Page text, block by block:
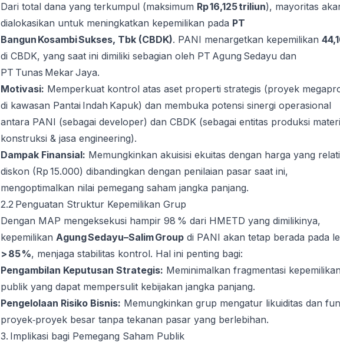
Dari total dana yang terkumpul (maksimum Rp 16,125 triliun), mayoritas
dialokasikan untuk meningkatkan kepemilikan pada PT
Bangun Kosambi Sukses, Tbk (CBDK). PANI menargetkan kepemilikan
di CBDK, yang saat ini dimiliki sebagian oleh PT Agung Sedayu dan
PT Tunas Mekar Jaya.
Motivasi: Memperkuat kontrol atas aset properti strategis (proyek
di kawasan Pantai Indah Kapuk) dan membuka potensi sinergi operasional
antara PANI (sebagai developer) dan CBDK (sebagai entitas produksi
konstruksi & jasa engineering).
Dampak Finansial: Memungkinkan akuisisi ekuitas dengan harga yang
diskon (Rp 15.000) dibandingkan dengan penilaian pasar saat ini,
mengoptimalkan nilai pemegang saham jangka panjang.
2.2 Penguatan Struktur Kepemilikan Grup
Dengan MAP mengeksekusi hampir 98 % dari HMETD yang dimilikinya,
kepemilikan Agung Sedayu–Salim Group di PANI akan tetap berada pada
> 85 %, menjaga stabilitas kontrol. Hal ini penting bagi:
Pengambilan Keputusan Strategis: Meminimalkan fragmentasi kepemilikan
publik yang dapat mempersulit kebijakan jangka panjang.
Pengelolaan Risiko Bisnis: Memungkinkan grup mengatur likuiditas dan
proyek‑proyek besar tanpa tekanan pasar yang berlebihan.
3. Implikasi bagi Pemegang Saham Publik